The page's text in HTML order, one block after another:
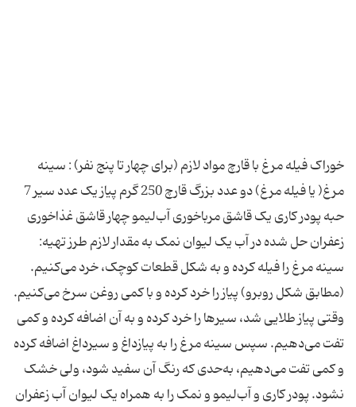
خوراک فیله مرغ با قارچ مواد لازم (برای چهار تا پنج نفر) : سینه
مرغ( یا فیله مرغ) دو عدد بزرگ قارچ 250 گرم پیاز یک عدد سیر 7
حبه پودر کاری یک قاشق مرباخوری آب‌لیمو چهار قاشق غذاخوری
زعفران حل شده در آب یک لیوان نمک به مقدار لازم طرز تهیه:
سینه مرغ را فیله کرده و به‌ شکل قطعات کوچک، خرد می‌کنیم.
(مطابق شکل روبرو) پیاز را خرد کرده و با کمی روغن سرخ می‌کنیم.
وقتی پیاز طلایی شد، سیرها را خرد کرده و به آن اضافه کرده و کمی
تفت می‌دهیم. سپس سینه مرغ را به پیازداغ و سیرداغ اضافه کرده
و کمی تفت می‌دهیم، به‌حدی که رنگ آن سفید شود، ولی خشک
نشود. پودر کاری و آب‌لیمو و نمک را به همراه یک لیوان آب زعفران